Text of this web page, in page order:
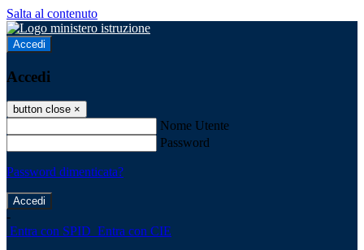
Salta al contenuto
Accedi
Accedi
button close ×
Nome Utente
Password
Password dimenticata?
-
Entra con SPID Entra con CIE